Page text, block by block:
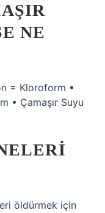
NE
= Kloroform •
• Çamaşır Suyu
öldürmek için